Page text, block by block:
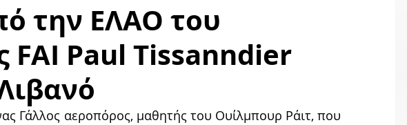
την ΕΛΑΟ του
FAI Paul Tissanndier
Γάλλος αεροπόρος, μαθητής του Ουίλμπουρ Ράιτ, που